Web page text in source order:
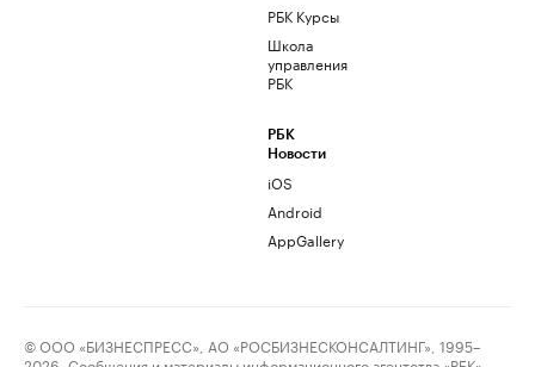
РБК Курсы
Школа
управления
РБК
РБК
Новости
iOS
Android
AppGallery
© ООО «БИЗНЕСПРЕСС», АО «РОСБИЗНЕСКОНСАЛТИНГ», 1995–